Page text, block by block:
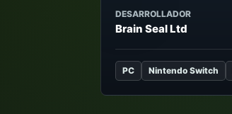
DESARROLLADOR
Brain Seal Ltd
PC Nintendo Switch